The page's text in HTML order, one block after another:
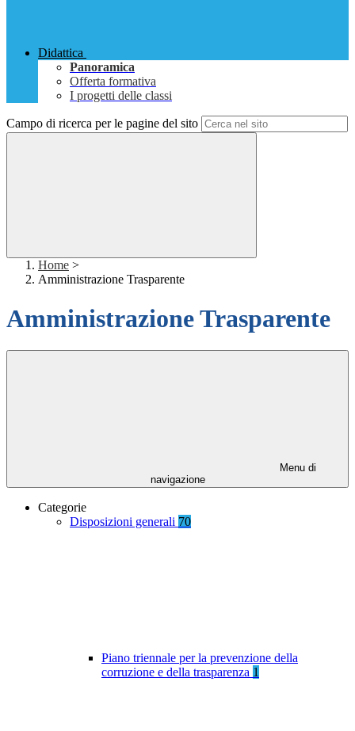
Didattica
Panoramica
Offerta formativa
I progetti delle classi
Campo di ricerca per le pagine del sito
Home >
Amministrazione Trasparente
Amministrazione Trasparente
Menu di
navigazione
Categorie
Disposizioni generali 70
Piano triennale per la prevenzione della
corruzione e della trasparenza 1